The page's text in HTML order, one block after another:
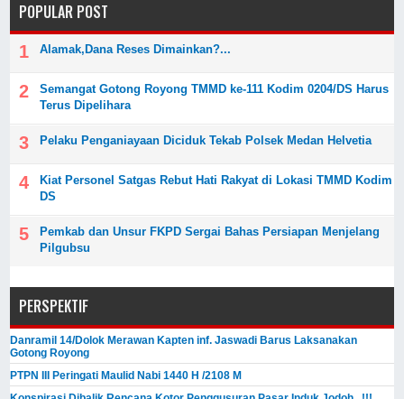
POPULAR POST
Alamak,Dana Reses Dimainkan?...
Semangat Gotong Royong TMMD ke-111 Kodim 0204/DS Harus
Terus Dipelihara
Pelaku Penganiayaan Diciduk Tekab Polsek Medan Helvetia
Kiat Personel Satgas Rebut Hati Rakyat di Lokasi TMMD Kodim
DS
Pemkab dan Unsur FKPD Sergai Bahas Persiapan Menjelang
Pilgubsu
PERSPEKTIF
Danramil 14/Dolok Merawan Kapten inf. Jaswadi Barus Laksanakan
Gotong Royong
PTPN III Peringati Maulid Nabi 1440 H /2108 M